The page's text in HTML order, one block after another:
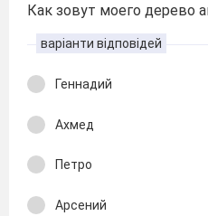
Как зовут моего дерево
варіанти відповідей
Геннадий
Ахмед
Петро
Арсений